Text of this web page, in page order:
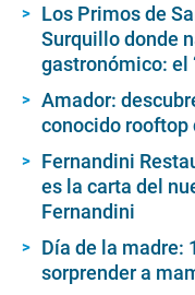
Los Primos de
Surquillo donde
gastronómico: el
Amador:
conocido rooftop
Fernandini
es la carta del
Fernandini
Día de la madre:
sorprender a